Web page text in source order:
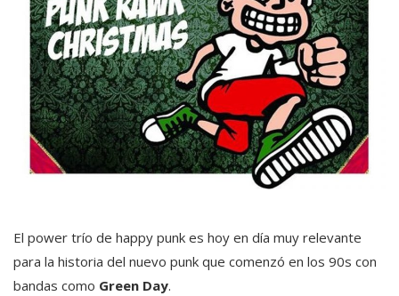
El power trío de happy punk es hoy en día muy relevante
para la historia del nuevo punk que comenzó en los 90s con
bandas como Green Day.